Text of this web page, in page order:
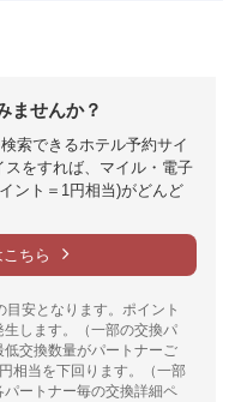
ませんか？
索できるホテル予約サイ
スをすれば、マイル・電子
ント＝1円相当)がどんど
ちら
安となります。ポイント
します。（一部の交換パ
交換数量がパートナーご
相当を下回ります。（一部
ートナー毎の交換詳細ペ